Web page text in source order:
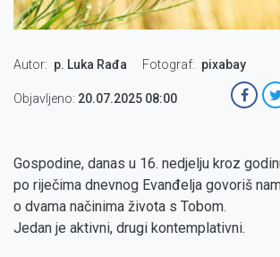
Autor p. Luka Rađa Fotograf pixabay
Objavljeno: 20.07.2025 08:00
Gospodine, danas u 16. nedjelju kroz
po riječima dnevnog Evanđelja govoriš
o dvama načinima života s Tobom.
Jedan je aktivni, drugi kontemplativni.